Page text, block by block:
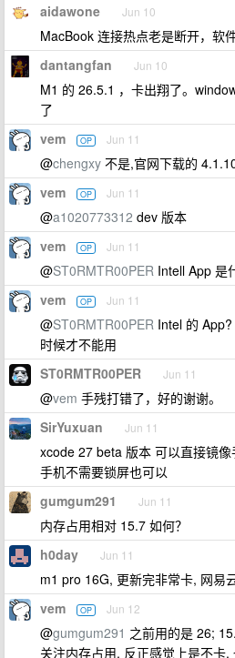
aidawone Jun 10
MacBook 连接热点老是断开，软
dantangfan Jun 10
M1 的 26.5.1 ，卡出翔了。
了
vem OP Jun 11
@chengxy 不是,官网下载的
vem OP Jun 11
@a1020773312 dev 版本
vem OP Jun 11
@ST0RMTR00PER Intell App 是
vem OP Jun 11
@ST0RMTR00PER Intel 的
时候才不能用
ST0RMTR00PER Jun 11
@vem 手残打错了，好的谢谢。
SirYuxuan Jun 11
xcode 27 beta 版本 可以直接镜像
手机不需要锁屏也可以
gumgum291 Jun 11
内存占用相对 15.7 如何？
h0day Jun 11
m1 pro 16G, 更新完非常卡, 网易
vem OP Jun 12
@gumgum291 之前用的是 26;
关注内存占用, 反正感觉上是不卡